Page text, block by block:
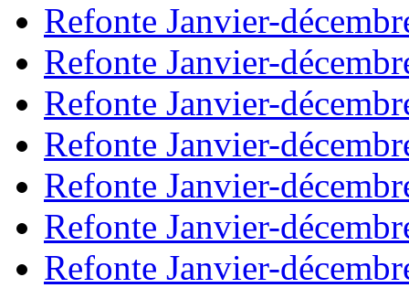
Refonte Janvier-
Refonte Janvier-
Refonte Janvier-
Refonte Janvier-
Refonte Janvier-
Refonte Janvier-
Refonte Janvier-